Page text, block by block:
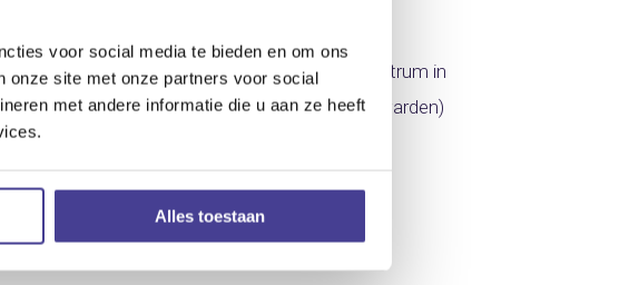
voor social media te bieden en om ons
onze site met onze partners voor social
met andere informatie die u aan ze heeft
Alles toestaan
in Steenwijk.
tijdens een kerstlunch in een zorgcentrum in
haasten we ons naar Dronrijp (bij Leeuwarden)